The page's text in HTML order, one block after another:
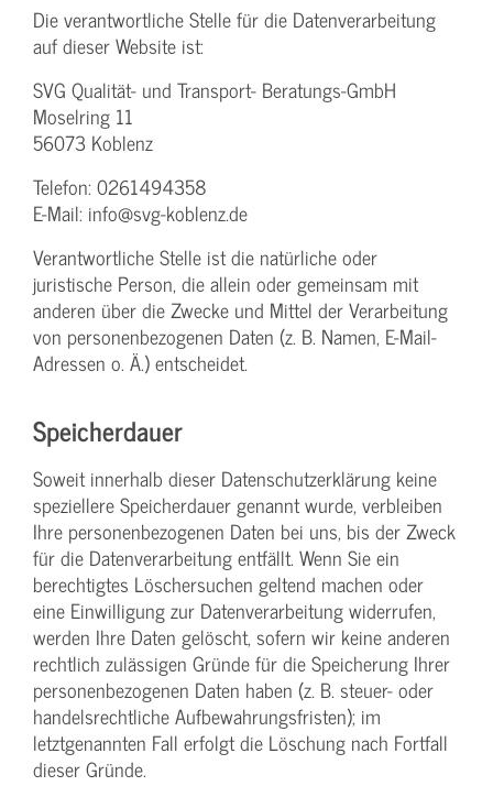
Die verantwortliche Stelle für die Datenverarbeitung
auf dieser Website ist:
SVG Qualität- und Transport- Beratungs-GmbH
Moselring 11
56073 Koblenz
Telefon: 0261494358
E-Mail: info@svg-koblenz.de
Verantwortliche Stelle ist die natürliche oder
juristische Person, die allein oder gemeinsam mit
anderen über die Zwecke und Mittel der Verarbeitung
von personenbezogenen Daten (z. B. Namen, E-Mail-
Adressen o. Ä.) entscheidet.
Speicherdauer
Soweit innerhalb dieser Datenschutzerklärung keine
speziellere Speicherdauer genannt wurde, verbleiben
Ihre personenbezogenen Daten bei uns, bis der Zweck
für die Datenverarbeitung entfällt. Wenn Sie ein
berechtigtes Löschersuchen geltend machen oder
eine Einwilligung zur Datenverarbeitung widerrufen,
werden Ihre Daten gelöscht, sofern wir keine anderen
rechtlich zulässigen Gründe für die Speicherung Ihrer
personenbezogenen Daten haben (z. B. steuer- oder
handelsrechtliche Aufbewahrungsfristen); im
letztgenannten Fall erfolgt die Löschung nach Fortfall
dieser Gründe.